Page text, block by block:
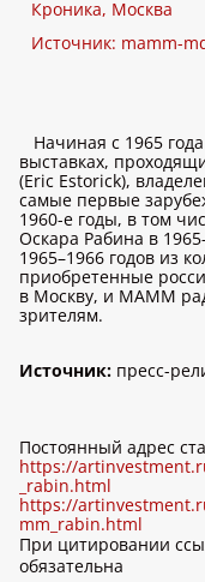
Кроника, Москва
Источник: mamm-
Начиная с 1965
выставках,
(Eric Estorick),
самые первые
1960-е годы, в том
Оскара Рабина в
1965–1966 годов из
приобретенные
в Москву, и МАММ
зрителям.
Источник: пресс-
Постоянный адрес
https://
_rabin.html
https://
mm_rabin.html
При цитировании
обязательна